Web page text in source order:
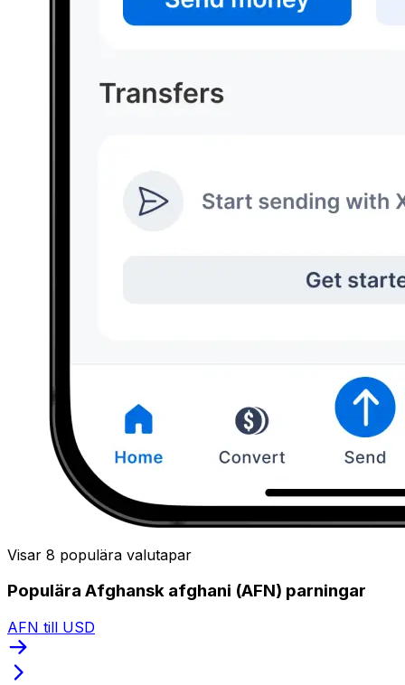
Visar 8 populära valutapar
Populära Afghansk afghani (AFN) parningar
AFN till USD